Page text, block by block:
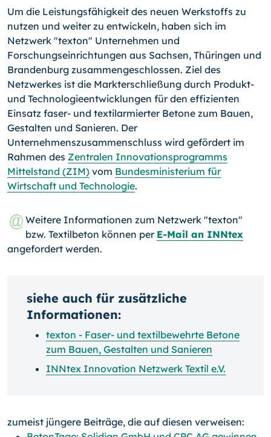
Um die Leistungsfähigkeit des neuen Werkstoffs zu
nutzen und weiter zu entwickeln, haben sich im
Netzwerk "texton" Unternehmen und
Forschungseinrichtungen aus Sachsen, Thüringen und
Brandenburg zusammengeschlossen. Ziel des
Netzwerkes ist die Markterschließung durch Produkt-
und Technologieentwicklungen für den effizienten
Einsatz faser- und textilarmierter Betone zum Bauen,
Gestalten und Sanieren. Der
Unternehmenszusammenschluss wird gefördert im
Rahmen des Zentralen Innovationsprogramms
Mittelstand (ZIM) vom Bundesministerium für
Wirtschaft und Technologie.
Weitere Informationen zum Netzwerk "texton"
bzw. Textilbeton können per E-Mail an INNtex
angefordert werden.
siehe auch für zusätzliche
Informationen:
texton - Faser- und textilbewehrte Betone
zum Bauen, Gestalten und Sanieren
INNtex Innovation Netzwerk Textil e.V.
zumeist jüngere Beiträge, die auf diesen verweisen: